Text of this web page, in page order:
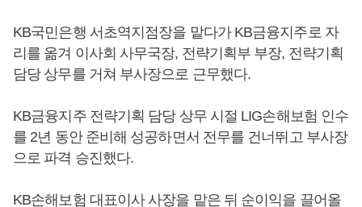
KB국민은행 서초역지점장을 맡다가 KB금융지주로 자
리를 옮겨 이사회 사무국장, 전략기획부 부장, 전략기획
담당 상무를 거쳐 부사장으로 근무했다.
KB금융지주 전략기획 담당 상무 시절 LIG손해보험 인수
를 2년 동안 준비해 성공하면서 전무를 건너뛰고 부사장
으로 파격 승진했다.
KB손해보험 대표이사 사장을 맡은 뒤 순이익을 끌어올